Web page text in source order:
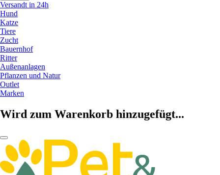
Versandt in 24h
Hund
Katze
Tiere
Zucht
Bauernhof
Ritter
Außenanlagen
Pflanzen und Natur
Outlet
Marken
Wird zum Warenkorb hinzugefügt...